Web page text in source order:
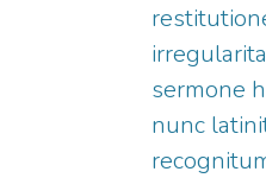
sermone
nunc